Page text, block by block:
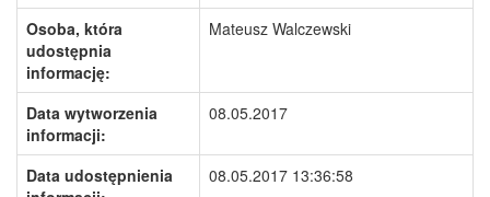
Osoba, która
udostępnia
informację:
Mateusz Walczewski
Data wytworzenia
informacji:
08.05.2017
Data udostępnienia
08.05.2017 13:36:58